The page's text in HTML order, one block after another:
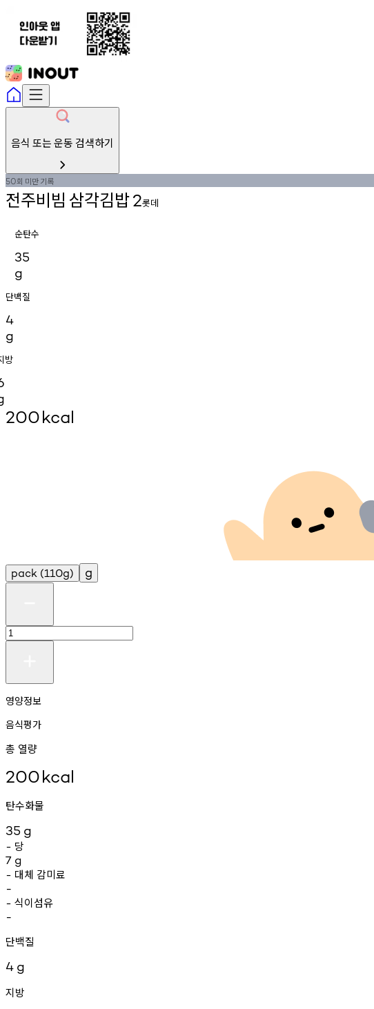
음식 또는 운동 검색하기
50회 미만기록
전주비빔 삼각김밥2롯데
순탄수
35
g
단백질
4
g
방
200kcal
pack (110g) g
영양정보
음식평가
총 열량
200kcal
탄수화물
35 g
- 당
7 g
- 대체 감미료
-
- 식이섬유
-
단백질
4 g
지방